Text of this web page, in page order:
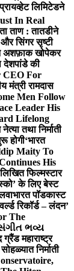
लिमिटेडने
In Real
ताण : तातडीने
और सिंगर सृष्टी
अशफ़ाक खोपेकर
देशपांडे की
CEO For
मंत्री रामदास
Men Follow
Leader His
Lifelong
तथा निर्माती
होगी‘भारत
Maity To
His
फिल्मस्टार
के लिए बेस्ट
भारत पॉडकास्ट
रिकॉर्ड – लंदन’
The
ભવ્ય
महाराष्ट्र
निर्माती